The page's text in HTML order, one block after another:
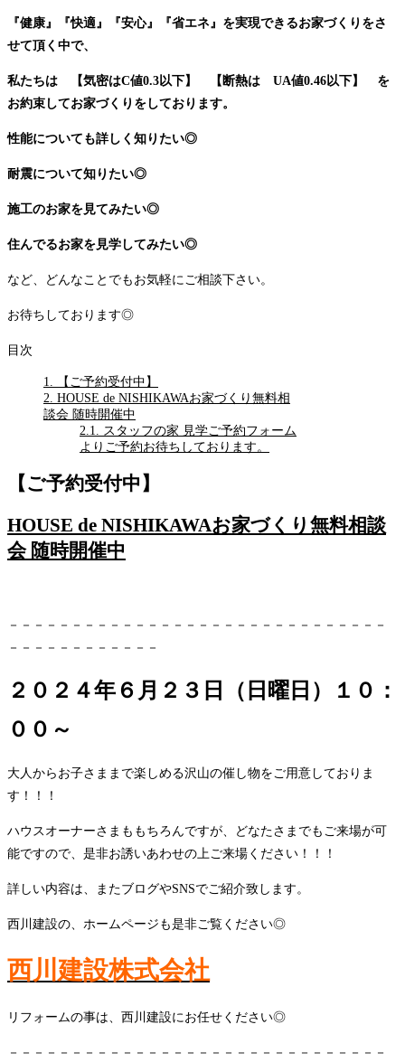
『健康』『快適』『安心』『省エネ』を実現できるお家づくりをさ
せて頂く中で、
私たちは 【気密はC値0.3以下】 【断熱は UA値0.46以下】 を
お約束してお家づくりをしております。
性能についても詳しく知りたい◎
耐震について知りたい◎
施工のお家を見てみたい◎
住んでるお家を見学してみたい◎
など、どんなことでもお気軽にご相談下さい。
お待ちしております◎
目次
1.
【ご予約受付中】
2. HOUSE de NISHIKAWAお家づくり無料相
談会 随時開催中
2.1.
スタッフの家 見学ご予約フォーム
よりご予約お待ちしております。
【ご予約受付中】
HOUSE de NISHIKAWAお家づくり無料相談
会 随時開催中
－－－－－－－－－－－－－－－－－－－－－－－－－－－－－－
－－－－－－－－－－－－
２０２４年６月２３日（日曜日）１０：
００～
大人からお子さままで楽しめる沢山の催し物をご用意しておりま
す！！！
ハウスオーナーさまももちろんですが、どなたさまでもご来場が可
能ですので、是非お誘いあわせの上ご来場ください！！！
詳しい内容は、またブログやSNSでご紹介致します。
西川建設の、ホームページも是非ご覧ください◎
西川建設株式会社
リフォームの事は、西川建設にお任せください◎
－－－－－－－－－－－－－－－－－－－－－－－－－－－－－－